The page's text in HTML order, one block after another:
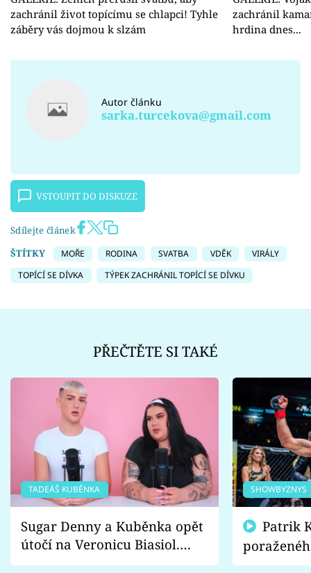
zachránil život topícímu se chlapci! Tyhle
záběry vás dojmou k slzám
zachránil
hrdina dnes...
Autor článku
sarka.turcekova@gmail.com
VSTOUPIT DO DISKUZE
Sdílejte článek
ŠTÍTKY
MOŘE RODINA SVATBA VDĚK
VIRÁLY
TOPÍCÍ SE DÍVKA
TÝPEK ZACHRÁNIL TOPÍCÍ SE DÍVKU
PŘEČTĚTE SI TAKÉ
TADEÁŠ KUBĚNKA
Sugar Denny a Kuběnka opět
útočí na Veronicu Biasiol.
Proč je podle nich falešná a
SHOWBYZNYS
fanoušci